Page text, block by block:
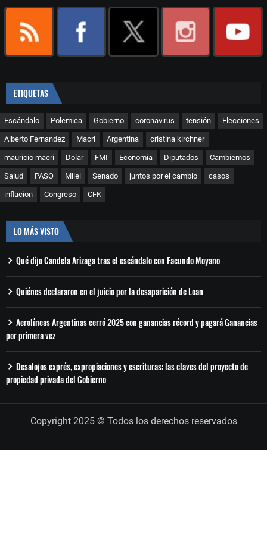
ETIQUETAS
Escándalo Polemica Gobierno coronavirus tensión Elecciones
Alberto Fernandez Macri Argentina cristina kirchner
mauricio macri Dolar FMI Economia Diputados Cambiemos
Salud PASO Milei Senado juntos por el cambio casos
inflacion Congreso CFK
LO MÁS VISTO
Qué dijo Candela Arizaga tras el escándalo con Facundo Moyano
Quiénes declararon en el juicio por la desaparición de Loan
Aerolíneas Argentinas cerró 2025 con ganancias récord y pagará Ganancias
por primera vez
Desalojos exprés, expropiaciones y escrituras: las claves del proyecto de
propiedad privada del Gobierno
Copyright 2025 © Todos los derechos reservados